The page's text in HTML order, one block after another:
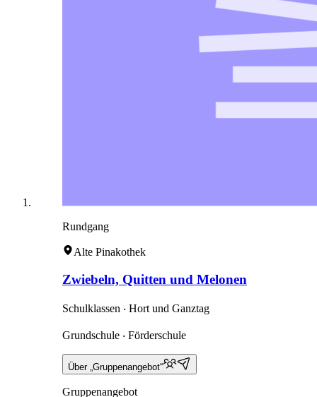
Rundgang
Alte Pinakothek
Zwiebeln, Quitten und Melonen
Schulklassen ‧ Hort und Ganztag
Grundschule ‧ Förderschule
Über „Gruppenangebot“
Gruppenangebot